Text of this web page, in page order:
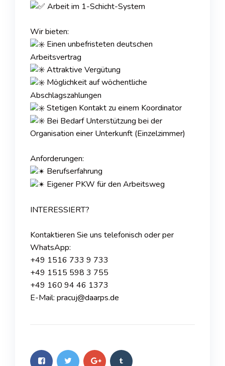
Arbeit im 1-Schicht-System
Wir bieten:
Einen unbefristeten deutschen
Arbeitsvertrag
Attraktive Vergütung
Möglichkeit auf wöchentliche
Abschlagszahlungen
Stetigen Kontakt zu einem Koordinator
Bei Bedarf Unterstützung bei der
Organisation einer Unterkunft (Einzelzimmer)
Anforderungen:
Berufserfahrung
Eigener PKW für den Arbeitsweg
INTERESSIERT?
Kontaktieren Sie uns telefonisch oder per
WhatsApp:
+49 1516 733 9 733
+49 1515 598 3 755
+49 160 94 46 1373
E-Mail: pracuj@daarps.de